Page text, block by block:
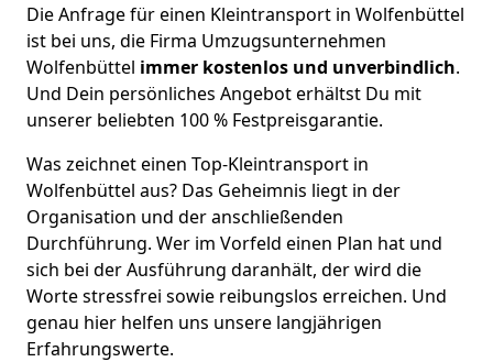
Die Anfrage für einen Kleintransport in Wolfenbüttel
ist bei uns, die Firma Umzugsunternehmen
Wolfenbüttel immer kostenlos und unverbindlich.
Und Dein persönliches Angebot erhältst Du mit
unserer beliebten 100 % Festpreisgarantie.
Was zeichnet einen Top-Kleintransport in
Wolfenbüttel aus? Das Geheimnis liegt in der
Organisation und der anschließenden
Durchführung. Wer im Vorfeld einen Plan hat und
sich bei der Ausführung daranhält, der wird die
Worte stressfrei sowie reibungslos erreichen. Und
genau hier helfen uns unsere langjährigen
Erfahrungswerte.